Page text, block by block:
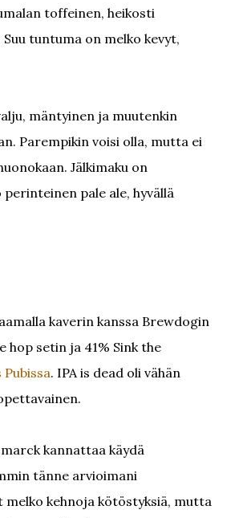
toffeinen, heikosti
Suu tuntuma on melko kevyt,
mäntyinen ja muutenkin
Parempikin voisi olla, mutta ei
Jälkimaku on
pale ale, hyvällä
kaverin kanssa Brewdogin
hop setin ja 41% Sink the
. IPA is dead oli vähän
kannattaa käydä
tänne arvioimani
melko kehnoja kötöstyksiä, mutta